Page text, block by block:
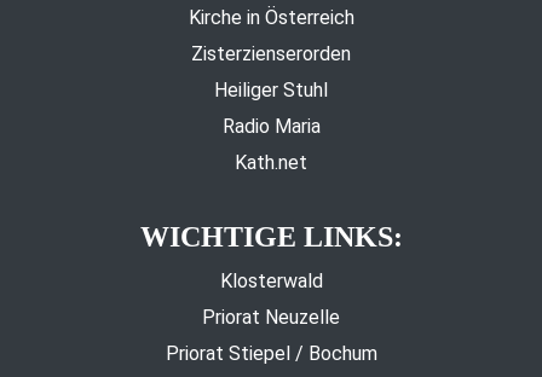
Kirche in Österreich
Zisterzienserorden
Heiliger Stuhl
Radio Maria
Kath.net
WICHTIGE LINKS:
Klosterwald
Priorat Neuzelle
Priorat Stiepel / Bochum